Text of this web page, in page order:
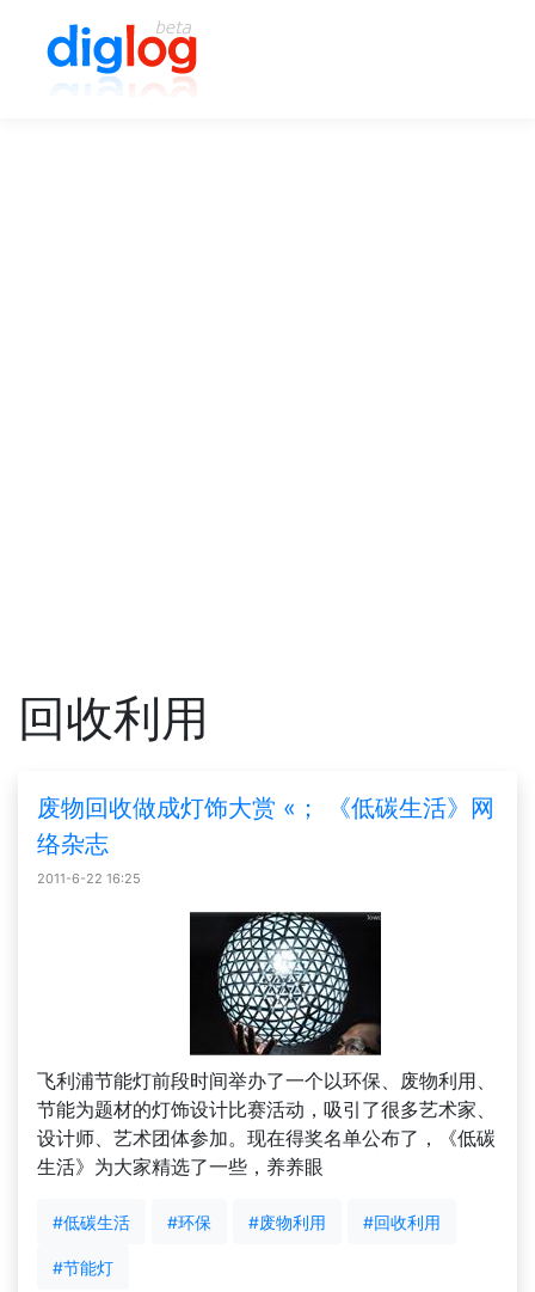
回收利用
废物回收做成灯饰大赏 «； 《低碳生活》网
络杂志
2011-6-22 16:25
飞利浦节能灯前段时间举办了一个以环保、废物利用、
节能为题材的灯饰设计比赛活动，吸引了很多艺术家、
设计师、艺术团体参加。现在得奖名单公布了，《低碳
生活》为大家精选了一些，养养眼
#低碳生活 #环保 #废物利用 #回收利用
#节能灯